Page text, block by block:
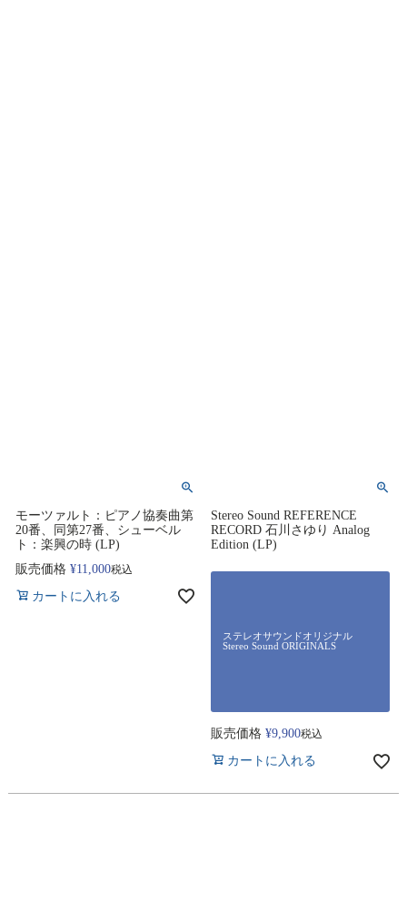
モーツァルト：ピアノ協奏曲第
20番、同第27番、シューベル
ト：楽興の時 (LP)
販売価格 ¥11,000税込
カートに入れる
Stereo Sound REFERENCE
RECORD 石川さゆり Analog
Edition (LP)
ステレオサウンドオリジナル
Stereo Sound ORIGINALS
販売価格 ¥9,900税込
カートに入れる